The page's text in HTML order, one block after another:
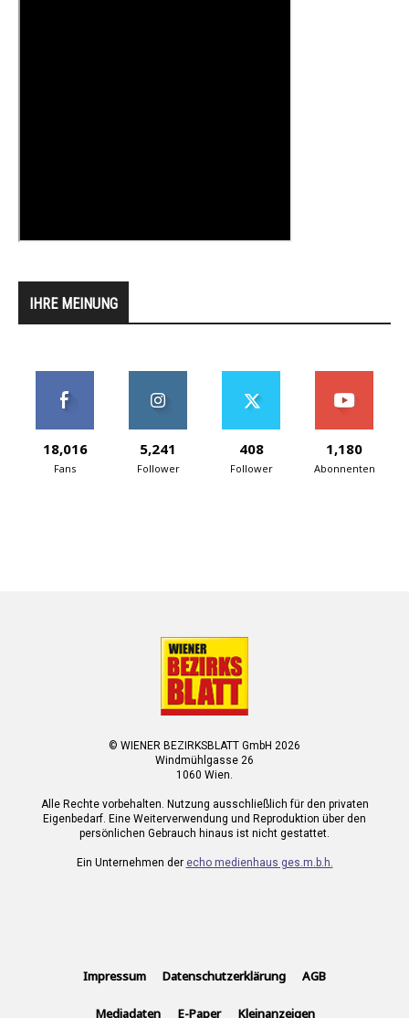
IHRE MEINUNG
18,016
Fans
5,241
Follower
408
Follower
1,180
Abonnenten
© WIENER BEZIRKSBLATT GmbH 2026
Windmühlgasse 26
1060 Wien.
Alle Rechte vorbehalten. Nutzung ausschließlich für den privaten
Eigenbedarf. Eine Weiterverwendung und Reproduktion über den
persönlichen Gebrauch hinaus ist nicht gestattet.
Ein Unternehmen der echo medienhaus ges.m.b.h.
Impressum Datenschutzerklärung AGB
Mediadaten E-Paper Kleinanzeigen